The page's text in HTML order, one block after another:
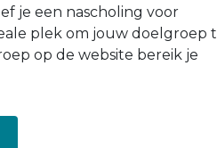
je een nascholing voor
plek om jouw doelgroep
op de website bereik je